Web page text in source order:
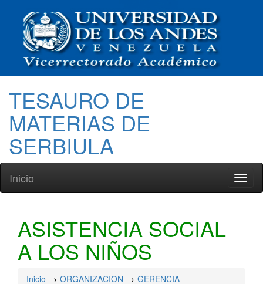
TESAURO DE
MATERIAS DE
SERBIULA
Inicio
ASISTENCIA SOCIAL
A LOS NIÑOS
Inicio ORGANIZACION
GERENCIA